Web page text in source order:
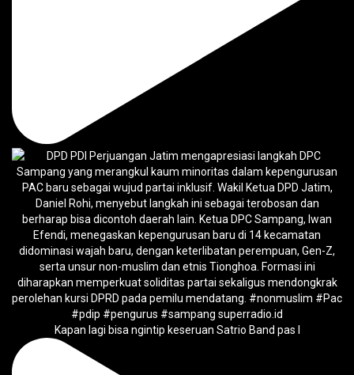
Kapan lagi bisa ngintip keseruan Satrio Band pas l